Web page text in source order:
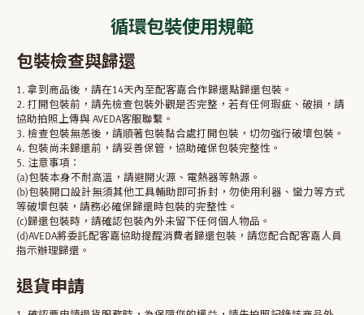
循環包裝使用規範
包裝檢查與歸還
1. 拿到商品後，請在14天內至配客嘉合作歸還點歸還包裝。
2. 打開包裝前，請先檢查包裝外觀是否完整，若有任何瑕疵、破損，請
協助拍照上傳與 AVEDA客服聯繫。
3. 檢查包裝無恙後，請順著包裝黏合處打開包裝，切勿強行破壞包裝。
4. 包裝尚未歸還前，請妥善保管，協助確保包裝完整性。
5. 注意事項：
(a)包裝本身不耐高溫，請避開火源、電熱器等熱源。
(b)包裝開口設計無須其他工具輔助即可拆封，勿使用利器、蠻力等方式
等破壞包裝，請務必確保歸還時包裝的完整性。
(c)歸還包裝時，請確認包裝內外未留下任何個人物品。
(d)AVEDA將委託配客嘉協助提醒消費者歸還包裝，請您配合配客嘉人員
指示辦理歸還。
退貨申請